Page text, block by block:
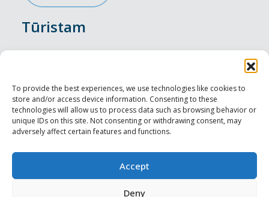
To provide the best experiences, we use technologies like cookies to
store and/or access device information. Consenting to these
technologies will allow us to process data such as browsing behavior or
unique IDs on this site. Not consenting or withdrawing consent, may
adversely affect certain features and functions.
Accept
Deny
Tūristam
Nakšņošana
Vietas maltītei
Apskates objekti